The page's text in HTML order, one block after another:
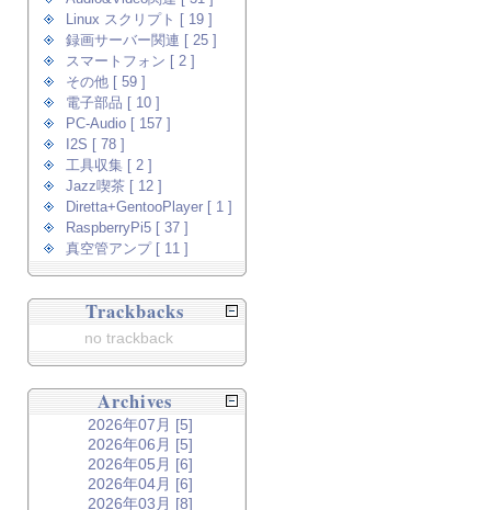
Linux スクリプト [ 19 ]
録画サーバー関連 [ 25 ]
スマートフォン [ 2 ]
その他 [ 59 ]
電子部品 [ 10 ]
PC-Audio [ 157 ]
I2S [ 78 ]
工具収集 [ 2 ]
Jazz喫茶 [ 12 ]
Diretta+GentooPlayer [ 1 ]
RaspberryPi5 [ 37 ]
真空管アンプ [ 11 ]
Trackbacks
no trackback
Archives
2026年07月 [5]
2026年06月 [5]
2026年05月 [6]
2026年04月 [6]
2026年03月 [8]